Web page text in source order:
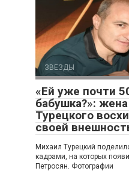
ЗВЕЗДЫ
«Ей уже почти
бабушка?»:
Турецкого
своей
Михаил Турецкий
кадрами, на которых
Петросян. Фотографии